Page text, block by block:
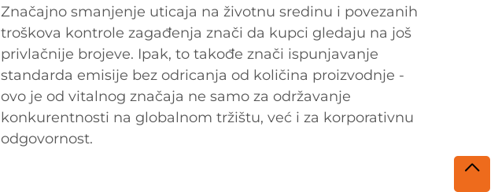
Značajno smanjenje uticaja na životnu sredinu i povezanih
troškova kontrole zagađenja znači da kupci gledaju na još
privlačnije brojeve. Ipak, to takođe znači ispunjavanje
standarda emisije bez odricanja od količina proizvodnje -
ovo je od vitalnog značaja ne samo za održavanje
konkurentnosti na globalnom tržištu, već i za korporativnu
odgovornost.